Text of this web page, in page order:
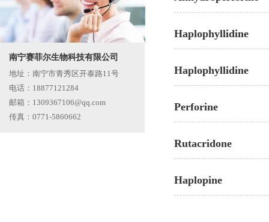
南宁赛菲尔生物科技有限公司
地址：南宁市青秀区开泰路11号
电话：18877121284
邮箱：1309367106@qq.com
传真：0771-5860662
Haplophyllidine
Haplophyllidine
Perforine
Rutacridone
Haplopine